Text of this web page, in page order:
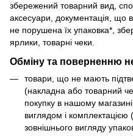
збережений товарний вид,
аксесуари, документація, що
не порушена їх упаковка*,
ярлики, товарні чеки.
Обміну та поверненню
товари, що не мають
(накладна або товарний
покупку в нашому
виглядом і
зовнішнього вигляду